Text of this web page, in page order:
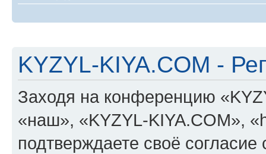
KYZYL-KIYA.COM -
Заходя на конференцию
«наш», «KYZYL-KIYA.COM»,
подтверждаете своё